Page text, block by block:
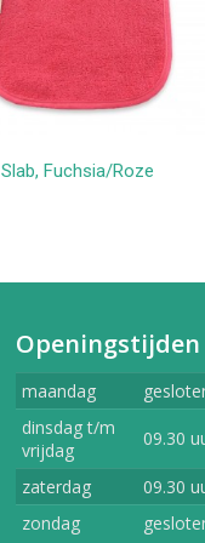
In winkelwagen
Slab, Fuchsia/Roze
Openingstijden
maandag
dinsdag t/m
vrijdag
09.30
zaterdag
09.30
zondag